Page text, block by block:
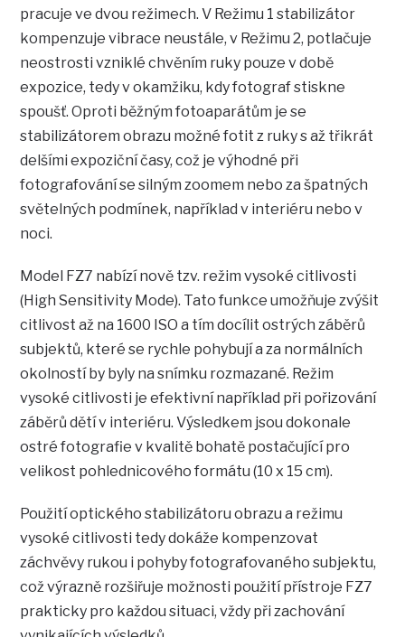
pracuje ve dvou režimech. V Režimu 1 stabilizátor
kompenzuje vibrace neustále, v Režimu 2, potlačuje
neostrosti vzniklé chvěním ruky pouze v době
expozice, tedy v okamžiku, kdy fotograf stiskne
spoušť. Oproti běžným fotoaparátům je se
stabilizátorem obrazu možné fotit z ruky s až třikrát
delšími expoziční časy, což je výhodné při
fotografování se silným zoomem nebo za špatných
světelných podmínek, například v interiéru nebo v
noci.
Model FZ7 nabízí nově tzv. režim vysoké citlivosti
(High Sensitivity Mode). Tato funkce umožňuje zvýšit
citlivost až na 1600 ISO a tím docílit ostrých záběrů
subjektů, které se rychle pohybují a za normálních
okolností by byly na snímku rozmazané. Režim
vysoké citlivosti je efektivní například při pořizování
záběrů dětí v interiéru. Výsledkem jsou dokonale
ostré fotografie v kvalitě bohatě postačující pro
velikost pohlednicového formátu (10 x 15 cm).
Použití optického stabilizátoru obrazu a režimu
vysoké citlivosti tedy dokáže kompenzovat
záchvěvy rukou i pohyby fotografovaného subjektu,
což výrazně rozšiřuje možnosti použití přístroje FZ7
prakticky pro každou situaci, vždy při zachování